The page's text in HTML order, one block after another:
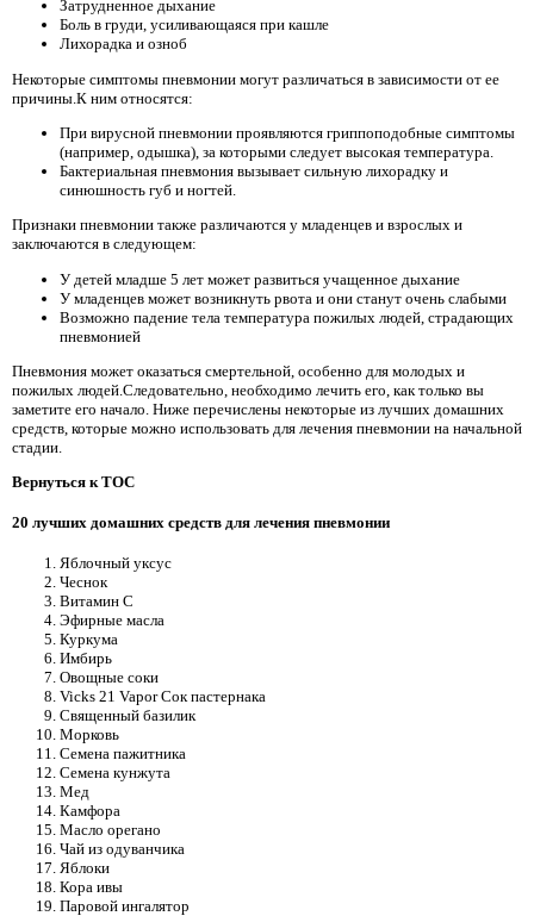
Затрудненное дыхание
Боль в груди, усиливающаяся при кашле
Лихорадка и озноб
Некоторые симптомы пневмонии могут различаться в зависимости от ее
причины.К ним относятся:
При вирусной пневмонии проявляются гриппоподобные симптомы
(например, одышка), за которыми следует высокая температура.
Бактериальная пневмония вызывает сильную лихорадку и
синюшность губ и ногтей.
Признаки пневмонии также различаются у младенцев и взрослых и
заключаются в следующем:
У детей младше 5 лет может развиться учащенное дыхание
У младенцев может возникнуть рвота и они станут очень слабыми
Возможно падение тела температура пожилых людей, страдающих
пневмонией
Пневмония может оказаться смертельной, особенно для молодых и
пожилых людей.Следовательно, необходимо лечить его, как только вы
заметите его начало. Ниже перечислены некоторые из лучших домашних
средств, которые можно использовать для лечения пневмонии на начальной
стадии.
Вернуться к TOC
20 лучших домашних средств для лечения пневмонии
Яблочный уксус
Чеснок
Витамин C
Эфирные масла
Куркума
Имбирь
Овощные соки
Vicks 21 Vapor Сок пастернака
Священный базилик
Морковь
Семена пажитника
Семена кунжута
Мед
Камфора
Масло орегано
Чай из одуванчика
Яблоки
Кора ивы
Паровой ингалятор